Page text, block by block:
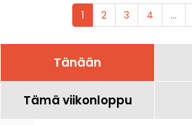
1 2 3 4 ...
Tänään
Tämä viikonloppu